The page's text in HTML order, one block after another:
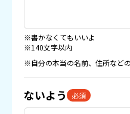
※書かなくてもいいよ
※140文字以内
※自分の本当の名前、住所などの
ないよう 必須